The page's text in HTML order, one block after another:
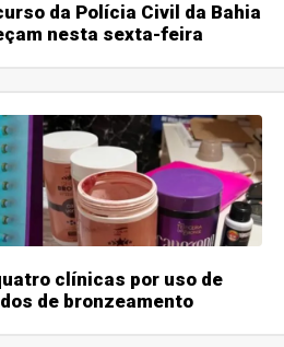
da Polícia Civil da Bahia
nesta sexta-feira
clínicas por uso de
de bronzeamento